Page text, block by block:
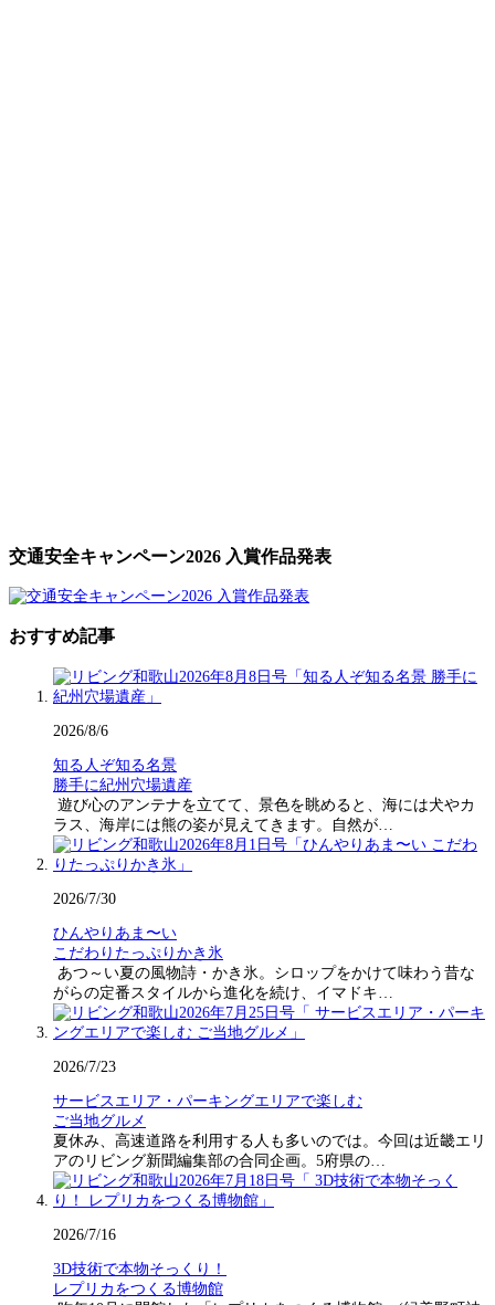
交通安全キャンペーン2026 入賞作品発表
おすすめ記事
2026/8/6
知る人ぞ知る名景
勝手に紀州穴場遺産
遊び心のアンテナを立てて、景色を眺めると、海には犬やカ
ラス、海岸には熊の姿が見えてきます。自然が…
2026/7/30
ひんやりあま〜い
こだわりたっぷりかき氷
あつ～い夏の風物詩・かき氷。シロップをかけて味わう昔な
がらの定番スタイルから進化を続け、イマドキ…
2026/7/23
サービスエリア・パーキングエリアで楽しむ
ご当地グルメ
夏休み、高速道路を利用する人も多いのでは。今回は近畿エリ
アのリビング新聞編集部の合同企画。5府県の…
2026/7/16
3D技術で本物そっくり！
レプリカをつくる博物館